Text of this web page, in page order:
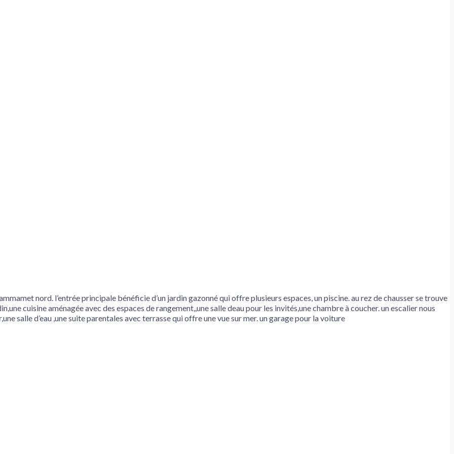
nord. l’entrée principale bénéficie d’un jardin gazonné qui offre plusieurs espaces, un piscine. au rez de chausser se trouve
cuisine aménagée avec des espaces de rangement,,une salle deau pour les invités,une chambre à coucher. un escalier nous
salle d’eau ,une suite parentales avec terrasse qui offre une vue sur mer. un garage pour la voiture